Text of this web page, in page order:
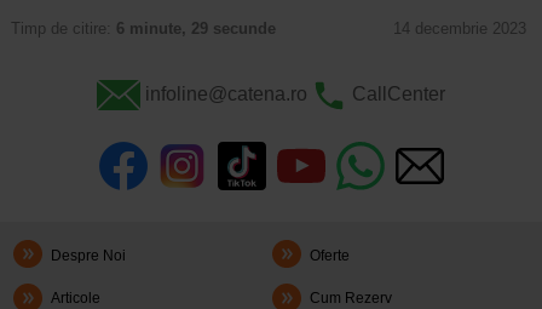
Timp de citire: 6 minute, 29 secunde 14 decembrie 2023
infoline@catena.ro CallCenter
Despre Noi Oferte
Articole Cum Rezerv